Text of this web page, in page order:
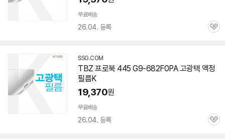
무료배송
26.04. 등록
관
SSG.COM
TBZ 프로북 445 G9-682F0PA 고광택 액정
필름K
19,370원
무료배송
26.04. 등록
관